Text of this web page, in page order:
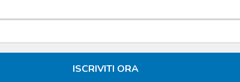
di preciso? Ecco l’elenco:
tempo pari a 20 anni (di seguito);